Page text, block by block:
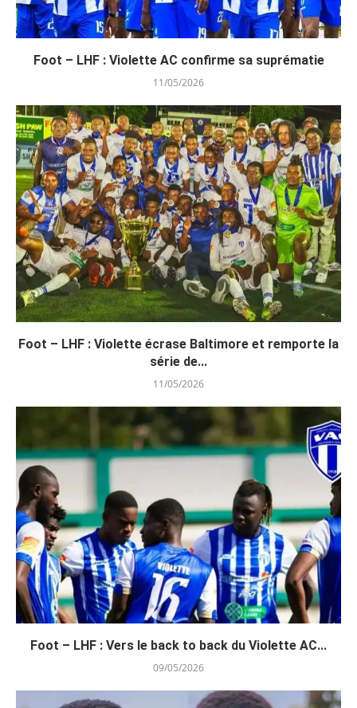
Foot – LHF : Violette AC confirme sa suprématie
11/05/2026
Foot – LHF : Violette écrase Baltimore et remporte la
série de...
11/05/2026
Foot – LHF : Vers le back to back du Violette AC...
09/05/2026